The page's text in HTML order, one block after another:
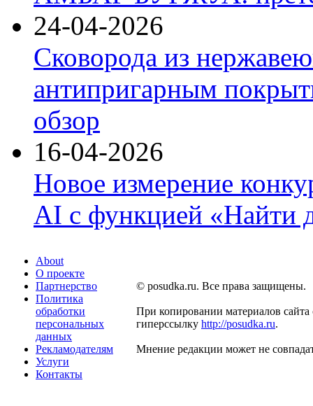
24-04-2026
Сковорода из
антипригарным
обзор
16-04-2026
Новое измерение
AI с функцией «Найти
About
О проекте
Партнерство
Политика
обработки
персональных
данных
Рекламодателям
Услуги
Контакты
© posudka.ru. Все права защищены.
При копировании материалов сайта
гиперссылку http://posudka.ru.
Мнение редакции может не